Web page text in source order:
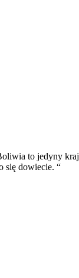
to jedyny
się dowiecie. “